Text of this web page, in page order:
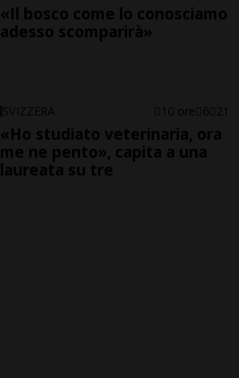
«Il bosco come lo conosciamo
adesso scomparirà»
SVIZZERA 10 ore 6 21
«Ho studiato veterinaria, ora
me ne pento», capita a una
laureata su tre